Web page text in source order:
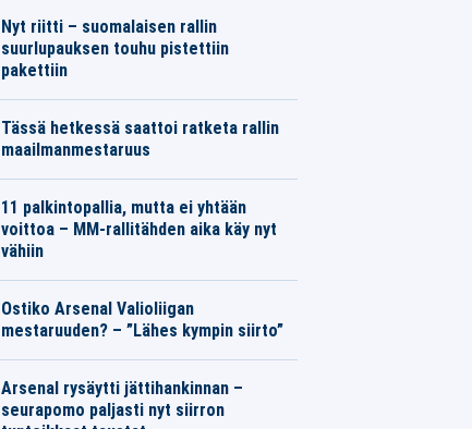
Nyt riitti – suomalaisen rallin
suurlupauksen touhu pistettiin
pakettiin
Tässä hetkessä saattoi ratketa rallin
maailmanmestaruus
11 palkintopallia, mutta ei yhtään
voittoa – MM-rallitähden aika käy nyt
vähiin
Ostiko Arsenal Valioliigan
mestaruuden? – ”Lähes kympin siirto”
Arsenal rysäytti jättihankinnan –
seurapomo paljasti nyt siirron